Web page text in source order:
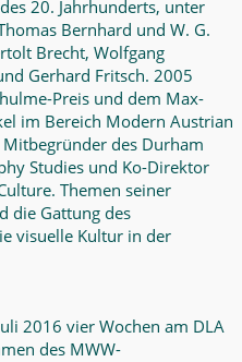
20. Jahrhunderts, unter
Bernhard und W. G.
Brecht, Wolfgang
Gerhard Fritsch. 2005
Preis und dem Max-
im Bereich Modern Austrian
des Durham
Studies und Ko-Direktor
Themen seiner
die Gattung des
visuelle Kultur in der
2016 vier Wochen am DLA
des MWW-